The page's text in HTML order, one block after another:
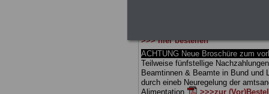
>>> hier bestellen
ACHTUNG Neue Broschüre zum
Teilweise fünfstellige
Beamtinnen & Beamte in Bund und
durch eineb Neuregelung der
Alimentation
>>>zur